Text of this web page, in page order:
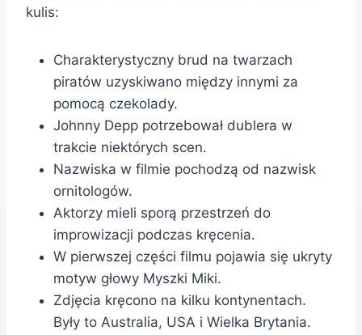
kulis:
Charakterystyczny brud na twarzach
piratów uzyskiwano między innymi za
pomocą czekolady.
Johnny Depp potrzebował dublera w
trakcie niektórych scen.
Nazwiska w filmie pochodzą od nazwisk
ornitologów.
Aktorzy mieli sporą przestrzeń do
improwizacji podczas kręcenia.
W pierwszej części filmu pojawia się ukryty
motyw głowy Myszki Miki.
Zdjęcia kręcono na kilku kontynentach.
Były to Australia, USA i Wielka Brytania.